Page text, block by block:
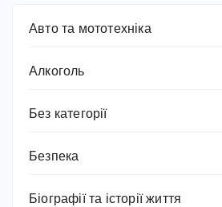
Авто та мототехніка
Алкоголь
Без категорії
Безпека
Біографії та історії життя